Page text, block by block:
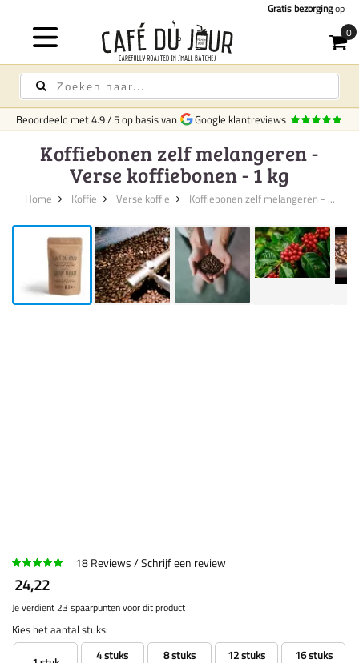
op koffie & thee vanaf 75,-
Beoordeeld met4.9/5op basis van Google klantreviews
Koffiebonen zelf melangeren -
Verse koffiebonen - 1 kg
Home Koffie Verse koffie Koffiebonen zelf melangeren - ...
18Reviews Schrijf een review
24,22
Je verdient 23 spaarpunten voor dit product
Kies het aantal stuks:
4 stuks
8 stuks
12 stuks
16 stuks